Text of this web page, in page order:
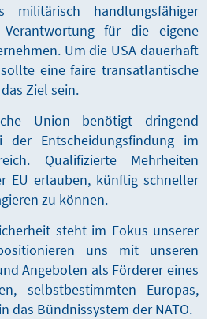
militärisch handlungsfähiger
für die eigene
Um die USA dauerhaft
eine faire transatlantische
Ziel sein.
Union benötigt dringend
der Entscheidungsfindung im
Qualifizierte Mehrheiten
EU erlauben, künftig schneller
zu können.
steht im Fokus unserer
uns mit unseren
Angeboten als Förderer eines
selbstbestimmten Europas,
das Bündnissystem der NATO.